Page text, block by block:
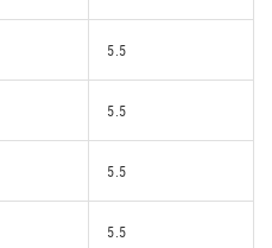
5.5
5.5
5.5
5.5